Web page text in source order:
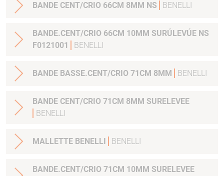
BANDE CENT/CRIO 66CM 8MM NS BENELLI
BANDE.CENT/CRIO 66CM 10MM SURÚLEVÚE NS
F0121001
BENELLI
BANDE BASSE.CENT/CRIO 71CM 8MM BENELLI
BANDE CENT/CRIO 71CM 8MM SURELEVEE
BENELLI
MALLETTE BENELLI BENELLI
BANDE.CENT/CRIO 71CM 10MM SURELEVEE